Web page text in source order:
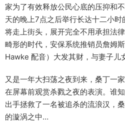
家为了有效释放公民心底的压抑和
天的晚上7点之后举行长达十二小
将走上街头，展开完全不用承担法
畸形的时代，安保系统推销员詹姆
Hawke 配音）大发其财，与妻子儿
又是一年大扫荡之夜到来，桑丁一
在屏幕前观赏杀戮之夜的表演。谁
出手拯救了一名被追杀的流浪汉，
的漩涡之中…